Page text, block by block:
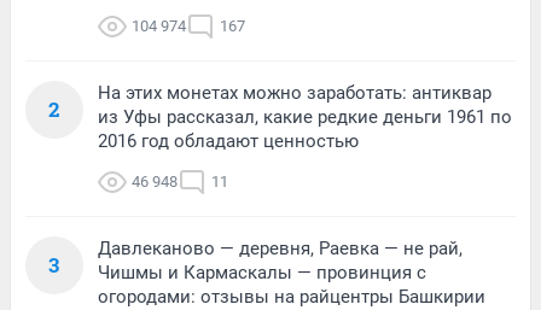
104 974 167
2
На этих монетах можно заработать: антиквар
из Уфы рассказал, какие редкие деньги 1961 по
2016 год обладают ценностью
46 948 11
3
Давлеканово — деревня, Раевка — не рай,
Чишмы и Кармаскалы — провинция с
огородами: отзывы на райцентры Башкирии